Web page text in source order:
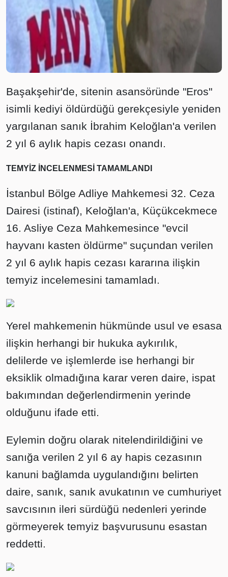
Başakşehir'de, sitenin asansöründe "Eros"
isimli kediyi öldürdüğü gerekçesiyle yeniden
yargılanan sanık İbrahim Keloğlan'a verilen
2 yıl 6 aylık hapis cezası onandı.
TEMYİZ İNCELENMESİ TAMAMLANDI
İstanbul Bölge Adliye Mahkemesi 32. Ceza
Dairesi (istinaf), Keloğlan'a, Küçükcekmece
16. Asliye Ceza Mahkemesince "evcil
hayvanı kasten öldürme" suçundan verilen
2 yıl 6 aylık hapis cezası kararına ilişkin
temyiz incelemesini tamamladı.
Yerel mahkemenin hükmünde usul ve esasa
ilişkin herhangi bir hukuka aykırılık,
delilerde ve işlemlerde ise herhangi bir
eksiklik olmadığına karar veren daire, ispat
bakımından değerlendirmenin yerinde
olduğunu ifade etti.
Eylemin doğru olarak nitelendirildiğini ve
sanığa verilen 2 yıl 6 ay hapis cezasının
kanuni bağlamda uygulandığını belirten
daire, sanık, sanık avukatının ve cumhuriyet
savcısının ileri sürdüğü nedenleri yerinde
görmeyerek temyiz başvurusunu esastan
reddetti.